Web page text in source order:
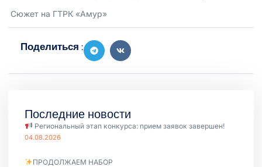
Сюжет на ГТРК «Амур»
Поделиться :
Последние новости
Региональный этап конкурса: прием заявок завершен!
04.08.2026
ПРОДОЛЖАЕМ НАБОР